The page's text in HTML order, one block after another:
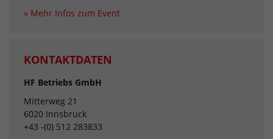
» Mehr Infos zum Event
KONTAKTDATEN
HF Betriebs GmbH
Mitterweg 21
6020 Innsbruck
+43 -(0) 512 283833